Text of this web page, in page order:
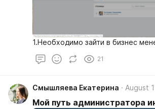
1.Необходимо зайти в бизнес
21
Смышляева Екатерина August
Мой путь администратора